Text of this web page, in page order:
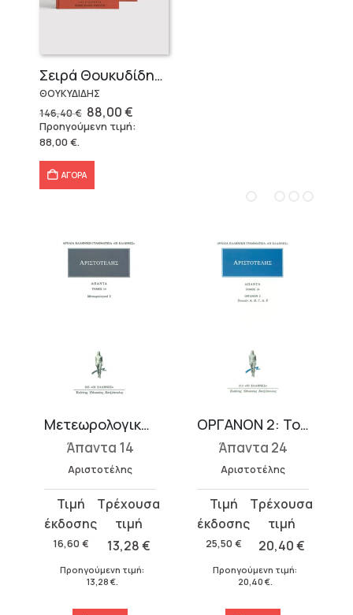
Σειρά Θουκυδίδης – Δεμένο (4 τόμοι)
ΘΟΥΚΥΔΙΔΗΣ
146,40€ Original
price
was:
88,00€Η
τρέχουσα
τιμή
Προηγούμενη τιμή:
88,00€.
ΑΓΟΡΑ
Μετεωρολογικά 2 (Γ΄, Δ΄)
Άπαντα 14
Αριστοτέλης
16,60 €
Original
price
was:
13,28€
τρέχουσα
τιμή
13,28 €.
Προηγούμενη τιμή:
13,28 €.
ΟΡΓΑΝΟΝ 2: Τοπικών Α-Ε
Άπαντα 24
Αριστοτέλης
25,50 €
Original
price
was:
20,40€
τρέχουσα
τιμή
20,40 €.
Προηγούμενη τιμή:
20,40 €.